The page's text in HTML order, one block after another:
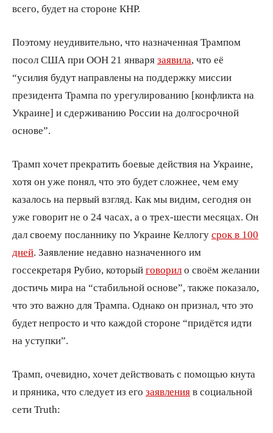
всего, будет на стороне КНР.
Поэтому неудивительно, что назначенная Трампом
посол США при ООН 21 января заявила , что её
“усилия будут направлены на поддержку миссии
президента Трампа по урегулированию [конфликта на
Украине] и сдерживанию России на долгосрочной
основе”.
Трамп хочет прекратить боевые действия на Украине,
хотя он уже понял, что это будет сложнее, чем ему
казалось на первый взгляд. Как мы видим, сегодня он
уже говорит не о 24 часах, а о трех-шести месяцах. Он
дал своему посланнику по Украине Келлогу срок в 100
дней . Заявление недавно назначенного им
госсекретаря Рубио, который говорил о своём желании
достичь мира на “стабильной основе”, также показало,
что это важно для Трампа. Однако он признал, что это
будет непросто и что каждой стороне “придётся идти
на уступки”.
Трамп, очевидно, хочет действовать с помощью кнута
и пряника, что следует из его заявления в социальной
сети Truth: